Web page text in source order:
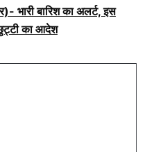
भारी बारिश का अलर्ट, इस
का आदेश